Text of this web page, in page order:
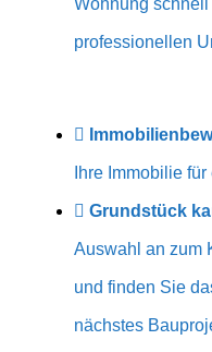
Wohnung
professionellen
Ihre Immobilie
Grundstück
Auswahl an zum
und finden Sie
nächstes